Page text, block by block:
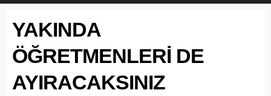
YAKINDA
ÖĞRETMENLERİ DE
AYIRACAKSINIZ